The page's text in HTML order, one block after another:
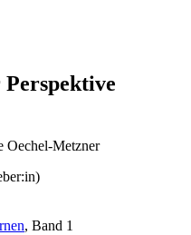
Oechel-Metzner
, Band 1